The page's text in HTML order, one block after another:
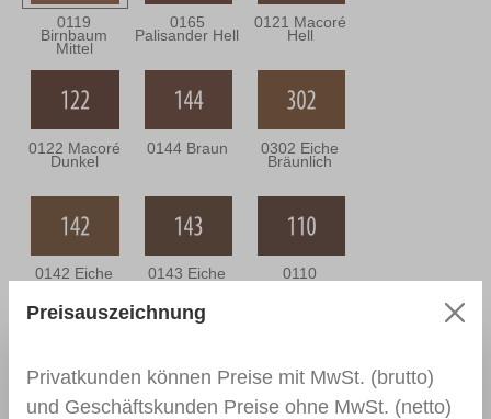
0119
Birnbaum
Mittel
0165
Palisander Hell
0121 Macoré
Hell
0122 Macoré
Dunkel
0144 Braun 0302 Eiche
Bräunlich
0142 Eiche
Mittel
0143 Eiche
Dunkel
0110
Nussbaum
0111
Nussbaum
0166 Wenge 0164
Nussbaum
Preisauszeichnung
Privatkunden können Preise mit MwSt. (brutto)
und Geschäftskunden Preise ohne MwSt. (netto)